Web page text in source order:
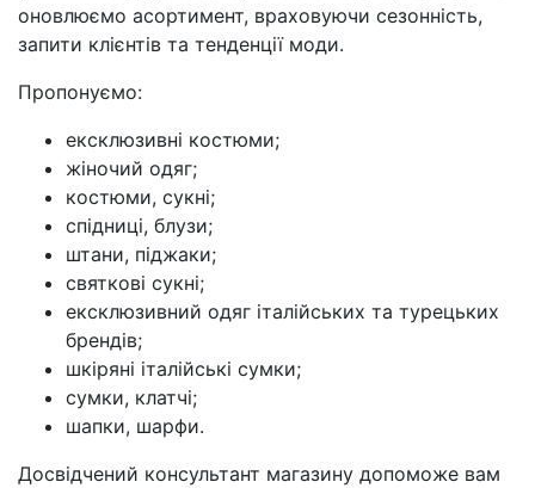
оновлюємо асортимент, враховуючи сезонність,
запити клієнтів та тенденції моди.
Пропонуємо:
ексклюзивні костюми;
жіночий одяг;
костюми, сукні;
спідниці, блузи;
штани, піджаки;
святкові сукні;
ексклюзивний одяг італійських та турецьких
брендів;
шкіряні італійські сумки;
сумки, клатчі;
шапки, шарфи.
Досвідчений консультант магазину допоможе вам